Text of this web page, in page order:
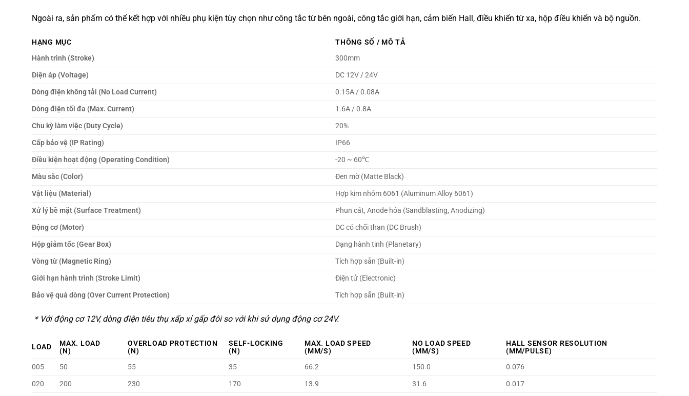
Ngoài ra, sản phẩm có thể kết hợp với nhiều phụ kiện tùy chọn như công tắc từ bên ngoài, công tắc giới hạn, cảm biến Hall, điều khiển từ xa, hộp điều khiển và bộ nguồn.
HẠNG MỤC
THÔNG SỐ / MÔ TẢ
Hành trình (Stroke)
300mm
Điện áp (Voltage)
DC 12V / 24V
Dòng điện không tải (No Load Current)
0.15A / 0.08A
Dòng điện tối đa (Max. Current)
1.6A / 0.8A
Chu kỳ làm việc (Duty Cycle)
20%
Cấp bảo vệ (IP Rating)
IP66
Điều kiện hoạt động (Operating Condition)
-20 ~ 60℃
Màu sắc (Color)
Đen mờ (Matte Black)
Vật liệu (Material)
Hợp kim nhôm 6061 (Aluminum Alloy 6061)
Xử lý bề mặt (Surface Treatment)
Phun cát, Anode hóa (Sandblasting, Anodizing)
Động cơ (Motor)
DC có chổi than (DC Brush)
Hộp giảm tốc (Gear Box)
Dạng hành tinh (Planetary)
Vòng từ (Magnetic Ring)
Tích hợp sẵn (Built-in)
Giới hạn hành trình (Stroke Limit)
Điện tử (Electronic)
Bảo vệ quá dòng (Over Current Protection)
Tích hợp sẵn (Built-in)
＊Với động cơ 12V, dòng điện tiêu thụ xấp xỉ gấp đôi so với khi sử dụng động cơ 24V.
LOAD
MAX. LOAD
(N)
OVERLOAD PROTECTION
(N)
SELF-LOCKING
(N)
MAX. LOAD SPEED
(MM/S)
NO LOAD SPEED
(MM/S)
HALL SENSOR RESOLUTION
(MM/PULSE)
005
50 55 35 66.2 150.0
0.076
020
200 230 170 13.9 31.6
0.017